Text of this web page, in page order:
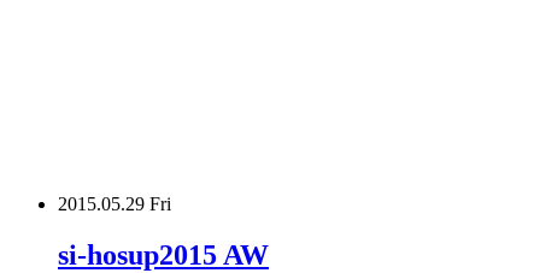
2015.05.29 Fri
si-hosup2015 AW